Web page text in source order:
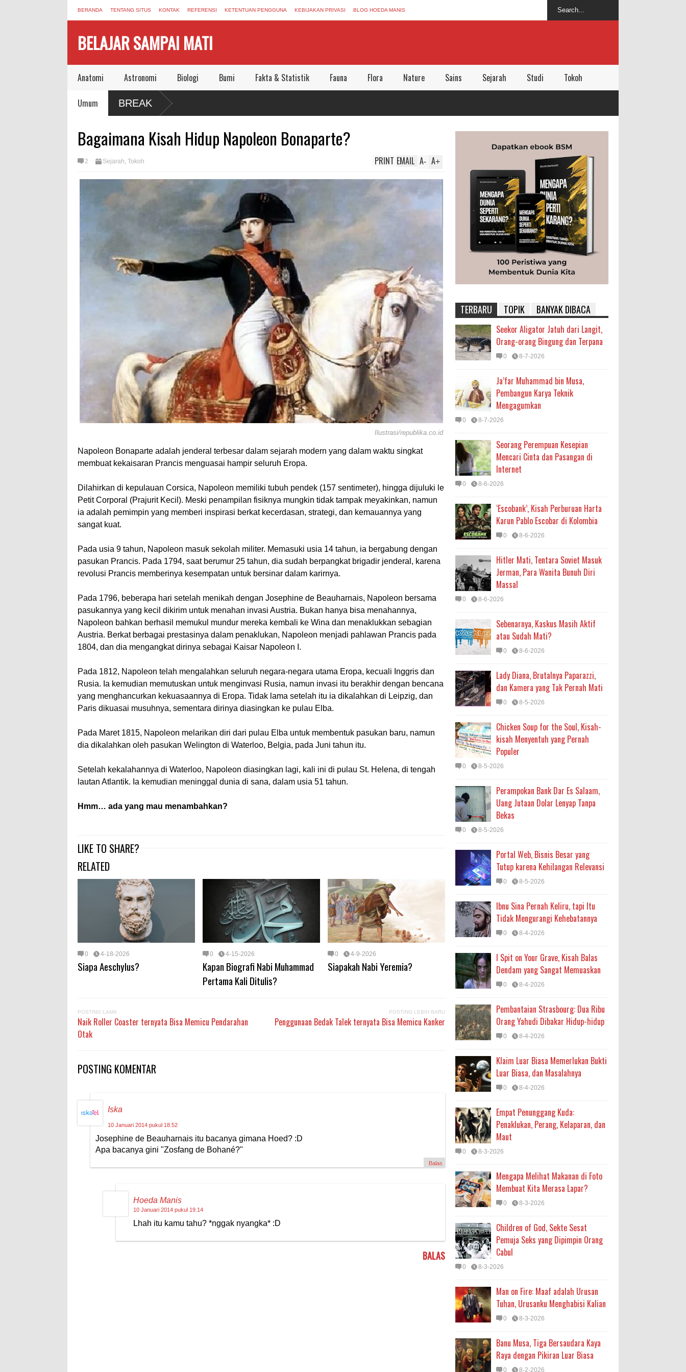
BERANDA TENTANG SITUS KONTAK REFERENSI KETENTUAN PENGGUNA KEBIJAKAN PRIVASI BLOG HOEDA MANIS
BELAJAR SAMPAI MATI
Anatomi Astronomi Biologi Bumi Fakta & Statistik Fauna Flora Nature Sains Sejarah Studi Tokoh
Umum BREAK
Masih Berbunyi dari Pandemi
Bagaimana Kisah Hidup Napoleon Bonaparte?
2 Sejarah Tokoh A+
A-
EMAIL
PRINT
Ilustrasi/republika.co.id
Napoleon Bonaparte adalah jenderal terbesar dalam sejarah modern yang dalam waktu singkat
membuat kekaisaran Prancis menguasai hampir seluruh Eropa.
Dilahirkan di kepulauan Corsica, Napoleon memiliki tubuh pendek (157 sentimeter), hingga dijuluki le
Petit Corporal (Prajurit Kecil). Meski penampilan fisiknya mungkin tidak tampak meyakinkan, namun
ia adalah pemimpin yang memberi inspirasi berkat kecerdasan, strategi, dan kemauannya yang
sangat kuat.
Pada usia 9 tahun, Napoleon masuk sekolah militer. Memasuki usia 14 tahun, ia bergabung dengan
pasukan Prancis. Pada 1794, saat berumur 25 tahun, dia sudah berpangkat brigadir jenderal, karena
revolusi Prancis memberinya kesempatan untuk bersinar dalam karirnya.
Pada 1796, beberapa hari setelah menikah dengan Josephine de Beauharnais, Napoleon bersama
pasukannya yang kecil dikirim untuk menahan invasi Austria. Bukan hanya bisa menahannya,
Napoleon bahkan berhasil memukul mundur mereka kembali ke Wina dan menaklukkan sebagian
Austria. Berkat berbagai prestasinya dalam penaklukan, Napoleon menjadi pahlawan Prancis pada
1804, dan dia mengangkat dirinya sebagai Kaisar Napoleon I.
Pada 1812, Napoleon telah mengalahkan seluruh negara-negara utama Eropa, kecuali Inggris dan
Rusia. Ia kemudian memutuskan untuk menginvasi Rusia, namun invasi itu berakhir dengan bencana
yang menghancurkan kekuasaannya di Eropa. Tidak lama setelah itu ia dikalahkan di Leipzig, dan
Paris dikuasai musuhnya, sementara dirinya diasingkan ke pulau Elba.
Pada Maret 1815, Napoleon melarikan diri dari pulau Elba untuk membentuk pasukan baru, namun
dia dikalahkan oleh pasukan Welington di Waterloo, Belgia, pada Juni tahun itu.
Setelah kekalahannya di Waterloo, Napoleon diasingkan lagi, kali ini di pulau St. Helena, di tengah
lautan Atlantik. Ia kemudian meninggal dunia di sana, dalam usia 51 tahun.
Hmm… ada yang mau menambahkan?
LIKE TO SHARE?
RELATED
0 4-18-2026
Siapa Aeschylus?
0 4-15-2026
Kapan Biografi Nabi Muhammad
Pertama Kali Ditulis?
0 4-9-2026
Siapakah Nabi Yeremia?
POSTING LAMA
Naik Roller Coaster ternyata Bisa Memicu Pendarahan
Otak
POSTING LEBIH BARU
Penggunaan Bedak Talek ternyata Bisa Memicu Kanker
POSTING KOMENTAR
Iska
10 Januari 2014 pukul 18.52
Josephine de Beauharnais itu bacanya gimana Hoed? :D
Apa bacanya gini "Zosfang de Bohané?"
Balas
Hoeda Manis
10 Januari 2014 pukul 19.14
Lhah itu kamu tahu? *nggak nyangka* :D
BALAS
TERBARU TOPIK BANYAK DIBACA
Seekor Aligator Jatuh dari Langit,
Orang-orang Bingung dan Terpana
0 8-7-2026
Ja’far Muhammad bin Musa,
Pembangun Karya Teknik
Mengagumkan
0 8-7-2026
Seorang Perempuan Kesepian
Mencari Cinta dan Pasangan di
Internet
0 8-6-2026
‘Escobank’, Kisah Perburuan Harta
Karun Pablo Escobar di Kolombia
0 8-6-2026
Hitler Mati, Tentara Soviet Masuk
Jerman, Para Wanita Bunuh Diri
Massal
0 8-6-2026
Sebenarnya, Kaskus Masih Aktif
atau Sudah Mati?
0 8-6-2026
Lady Diana, Brutalnya Paparazzi,
dan Kamera yang Tak Pernah Mati
0 8-5-2026
Chicken Soup for the Soul, Kisah-
kisah Menyentuh yang Pernah
Populer
0 8-5-2026
Perampokan Bank Dar Es Salaam,
Uang Jutaan Dolar Lenyap Tanpa
Bekas
0 8-5-2026
Portal Web, Bisnis Besar yang
Tutup karena Kehilangan Relevansi
0 8-5-2026
Ibnu Sina Pernah Keliru, tapi Itu
Tidak Mengurangi Kehebatannya
0 8-4-2026
I Spit on Your Grave, Kisah Balas
Dendam yang Sangat Memuaskan
0 8-4-2026
Pembantaian Strasbourg: Dua Ribu
Orang Yahudi Dibakar Hidup-hidup
0 8-4-2026
Klaim Luar Biasa Memerlukan Bukti
Luar Biasa, dan Masalahnya
0 8-4-2026
Empat Penunggang Kuda:
Penaklukan, Perang, Kelaparan, dan
Maut
0 8-3-2026
Mengapa Melihat Makanan di Foto
Membuat Kita Merasa Lapar?
0 8-3-2026
Children of God, Sekte Sesat
Pemuja Seks yang Dipimpin Orang
Cabul
0 8-3-2026
Man on Fire: Maaf adalah Urusan
Tuhan, Urusanku Menghabisi Kalian
0 8-3-2026
Banu Musa, Tiga Bersaudara Kaya
Raya dengan Pikiran Luar Biasa
0 8-2-2026